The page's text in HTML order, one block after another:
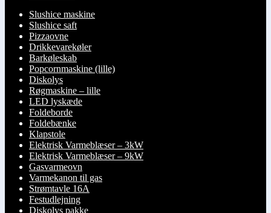
Slushice maskine
Slushice saft
Pizzaovne
Drikkevarekøler
Barkøleskab
Popcornmaskine (lille)
Diskolys
Røgmaskine – lille
LED lyskæde
Foldeborde
Foldebænke
Klapstole
Elektrisk Varmeblæser – 3kW
Elektrisk Varmeblæser – 9kW
Gasvarmeovn
Varmekanon til gas
Strømtavle 16A
Festudlejning
Diskolys pakke